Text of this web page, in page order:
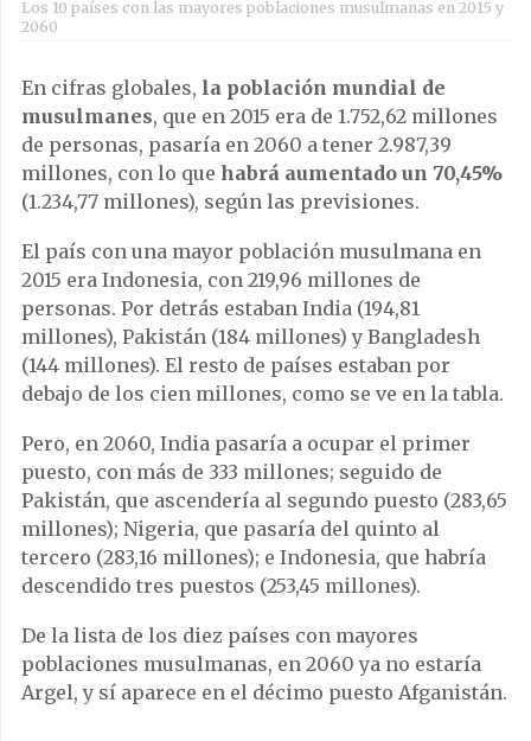
Los 10 países con las mayores poblaciones musulmanas en 2015 y
2060
En cifras globales, la población mundial de
musulmanes, que en 2015 era de 1.752,62 millones
de personas, pasaría en 2060 a tener 2.987,39
millones, con lo que habrá aumentado un 70,45%
(1.234,77 millones), según las previsiones.
El país con una mayor población musulmana en
2015 era Indonesia, con 219,96 millones de
personas. Por detrás estaban India (194,81
millones), Pakistán (184 millones) y Bangladesh
(144 millones). El resto de países estaban por
debajo de los cien millones, como se ve en la tabla.
Pero, en 2060, India pasaría a ocupar el primer
puesto, con más de 333 millones; seguido de
Pakistán, que ascendería al segundo puesto (283,65
millones); Nigeria, que pasaría del quinto al
tercero (283,16 millones); e Indonesia, que habría
descendido tres puestos (253,45 millones).
De la lista de los diez países con mayores
poblaciones musulmanas, en 2060 ya no estaría
Argel, y sí aparece en el décimo puesto Afganistán.